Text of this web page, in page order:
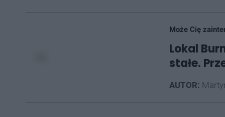
Może Cię
Lokal
stałe.
AUTOR: